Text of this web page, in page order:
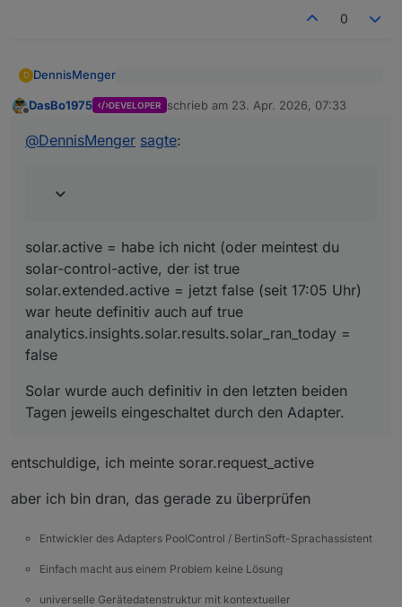
0
D DennisMenger
solar.extended.active
an_today
solar-control-active, der ist true
DasBo1975 DEVELOPER schrieb am 23. Apr. 2026, 07:33
zuletzt editiert von
@DennisMenger sagte:
solar.active = habe ich nicht (oder meintest du
solar-control-active, der ist true
solar.extended.active = jetzt false (seit 17:05 Uhr)
war heute definitiv auch auf true
analytics.insights.solar.results.solar_ran_today =
false
Solar wurde auch definitiv in den letzten beiden
Tagen jeweils eingeschaltet durch den Adapter.
entschuldige, ich meinte sorar.request_active
aber ich bin dran, das gerade zu überprüfen
Entwickler des Adapters PoolControl / BertinSoft-Sprachassistent
Einfach macht aus einem Problem keine Lösung
universelle Gerätedatenstruktur mit kontextueller